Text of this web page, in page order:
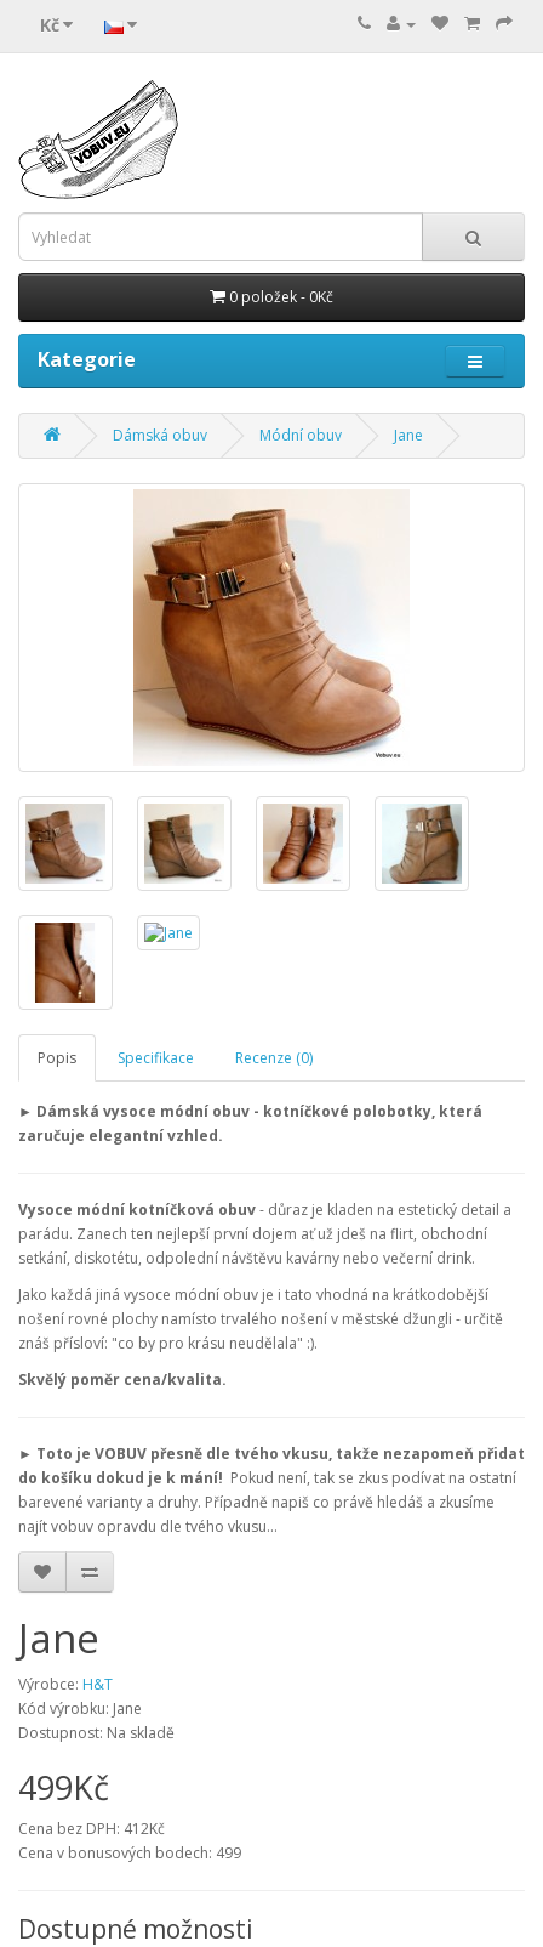
Kč
0 položek - 0Kč
Kategorie
Dámská obuv Módní obuv Jane
Popis Specifikace Recenze (0)
► Dámská vysoce módní obuv - kotníčkové polobotky, která
zaručuje elegantní vzhled.
Vysoce módní kotníčková obuv- důraz je kladen na estetický detail a
parádu. Zanech ten nejlepší první dojem ať už jdeš na flirt, obchodní
setkání, diskotétu, odpolední návštěvu kavárny nebo večerní drink.
Jako každá jiná vysoce módní obuv je i tato vhodná na krátkodobější
nošení rovné plochy namísto trvalého nošení v městské džungli - určitě
znáš přísloví: "co by pro krásu neudělala" :).
Skvělý poměr cena/kvalita.
► Toto je VOBUV přesně dle tvého vkusu, takže nezapomeň přidat
do košíku dokud je k mání! Pokud není, tak se zkus podívat na ostatní
barevené varianty a druhy. Případně napiš co právě hledáš a zkusíme
najít vobuv opravdu dle tvého vkusu...
Jane
Výrobce: H&T
Kód výrobku: Jane
Dostupnost: Na skladě
499Kč
Cena bez DPH: 412Kč
Cena v bonusových bodech: 499
Dostupné možnosti